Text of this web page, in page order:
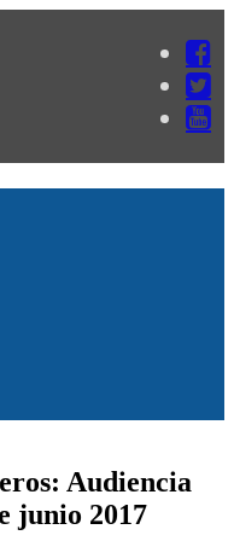
Audiencia
junio 2017